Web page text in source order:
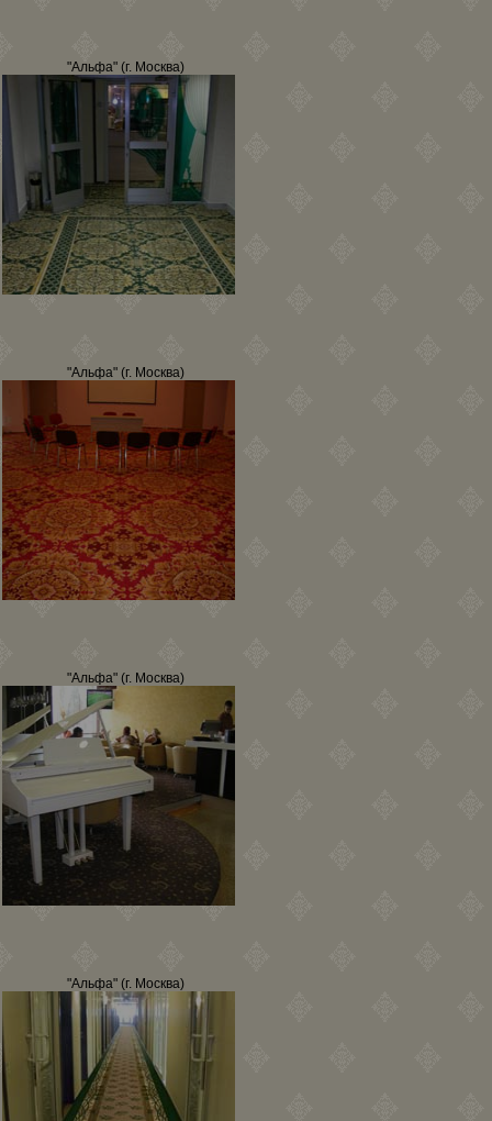
"Альфа" (г. Москва)
"Альфа" (г. Москва)
"Альфа" (г. Москва)
"Альфа" (г. Москва)